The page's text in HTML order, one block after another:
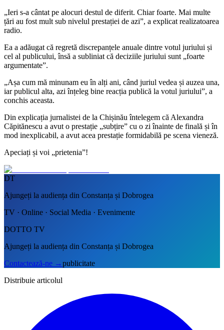
„Ieri s-a cântat pe alocuri destul de diferit. Chiar foarte. Mai multe
țări au fost mult sub nivelul prestației de azi”, a explicat realizatoarea
radio.
Ea a adăugat că regretă discrepanțele anuale dintre votul juriului și
cel al publicului, însă a subliniat că deciziile juriului sunt „foarte
argumentate”.
„Așa cum mă minunam eu în alți ani, când juriul vedea și auzea una,
iar publicul alta, azi înțeleg bine reacția publică la votul juriului”, a
conchis aceasta.
Din explicația jurnalistei de la Chișinău întelegem că Alexandra
Căpitănescu a avut o prestație „subțire” cu o zi înainte de finală și în
mod inexplicabil, a avut acea prestație formidabilă pe scena vieneză.
Apeciați și voi „prietenia”!
DT
Ajungeți la audiența din Constanța și Dobrogea
TV · Online · Social Media · Evenimente
DOTTO TV
Ajungeți la audiența din Constanța și Dobrogea
Contactează-ne →publicitate
Distribuie articolul